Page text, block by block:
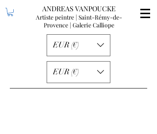
ANDREAS VANPOUCKE
Artiste peintre | Saint-Rémy-de-
Provence | Galerie Calliope
EUR (€)
EUR (€)